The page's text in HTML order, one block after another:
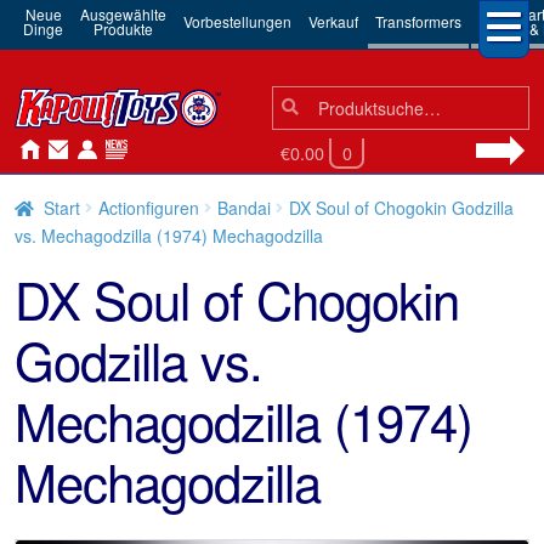
Neue
Dinge
Ausgewählte
Produkte Vorbestellungen Verkauf Transformers 3rd
Robots
Suchen
nach:
Suche
€0.00 0
Start Actionfiguren Bandai
DX Soul of Chogokin Godzilla
vs. Mechagodzilla (1974) Mechagodzilla
DX Soul of Chogokin
Godzilla vs.
Mechagodzilla (1974)
Mechagodzilla